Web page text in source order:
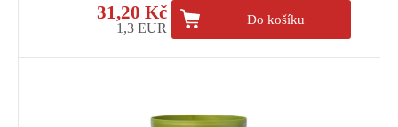
31,20 Kč
1,3 EUR
Do košíku